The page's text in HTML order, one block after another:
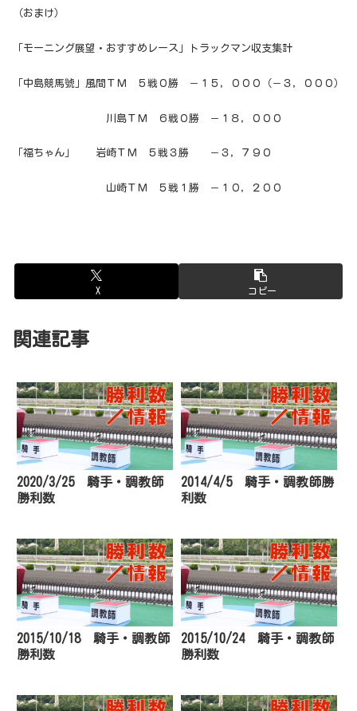
（おまけ）
「モーニング展望・おすすめレース」トラックマン収支集計
「中島競馬號」風間ＴＭ ５戦０勝 －１５，０００（－３，０００）
川島ＴＭ ６戦０勝 －１８，０００
「福ちゃん」 岩崎ＴＭ ５戦３勝 －３，７９０
山崎ＴＭ ５戦１勝 －１０，２００
X コピー
関連記事
2020/3/25 騎手・調教師
勝利数
2014/4/5 騎手・調教師勝
利数
2015/10/18 騎手・調教師
勝利数
2015/10/24 騎手・調教師
勝利数